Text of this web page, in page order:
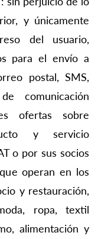
y únicamente
del usuario,
para el envío a
postal, SMS,
comunicación
ofertas sobre
y servicio
o por sus socios
operan en los
y restauración,
ropa, textil
alimentación y